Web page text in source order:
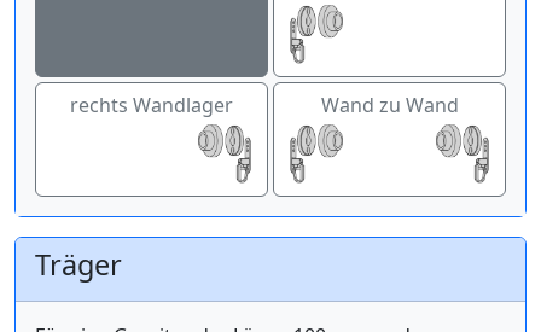
rechts Wandlager Wand zu Wand
Träger